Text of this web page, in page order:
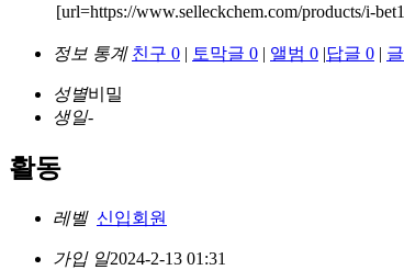
[url=https://www.selleckchem.com/products/i-
정보 통계 친구 0 | 토막글 0 | 앨범 0 |답글 0 |
성별비밀
생일-
활동
레벨 신입회원
가입 일2024-2-13 01:31